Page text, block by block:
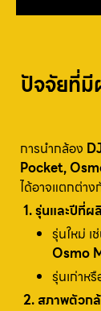
ปัจจัยที่มี
การนำกล้อง
Pocket,
ได้อาจแตกต่า
1. รุ่นและปีที่ผ
รุ่นใหม่ เ
Osmo
รุ่นเก่าห
2. สภาพตัวก